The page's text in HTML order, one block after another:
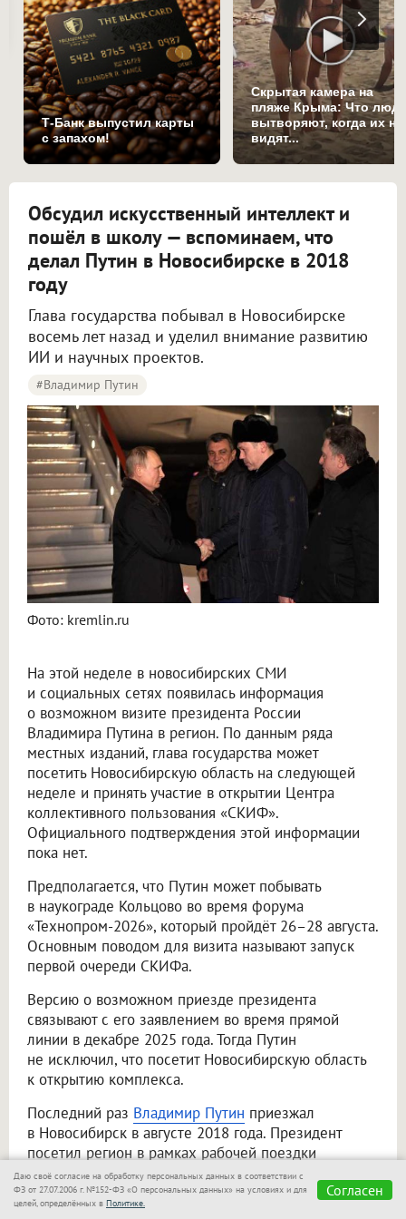
Т-Банк выпустил карты
с запахом!
Скрытая камера на
пляже Крыма: Что
вытворяют, когда их не
видят...
Обсудил искусственный интеллект и
пошёл в школу — вспоминаем, что
делал Путин в Новосибирске в 2018
году
Глава государства побывал в Новосибирске
восемь лет назад и уделил внимание развитию
ИИ и научных проектов.
#Владимир Путин
Фото: kremlin.ru
На этой неделе в новосибирских СМИ
и социальных сетях появилась информация
о возможном визите президента России
Владимира Путина в регион. По данным ряда
местных изданий, глава государства может
посетить Новосибирскую область на следующей
неделе и принять участие в открытии Центра
коллективного пользования «СКИФ».
Официального подтверждения этой информации
пока нет.
Предполагается, что Путин может побывать
в наукограде Кольцово во время форума
«Технопром-2026», который пройдёт 26–28 августа.
Основным поводом для визита называют запуск
первой очереди СКИФа.
Версию о возможном приезде президента
связывают с его заявлением во время прямой
линии в декабре 2025 года. Тогда Путин
не исключил, что посетит Новосибирскую область
к открытию комплекса.
Последний раз Владимир Путин приезжал
в Новосибирск в августе 2018 года. Президент
посетил регион в рамках рабочей поездки
по Сибири и принял участие в форуме
«Технопром-2018». До этого, в феврале того же
года, глава государства уже побывал
Даю своё согласие на обработку персональных данных в соответствии с
ФЗ от 27.07.2006 г. №152-ФЗ «О персональных данных» на условиях и для
целей, определённых в Политике.
Согласен